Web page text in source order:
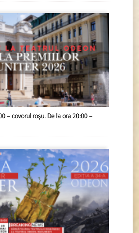
– covorul roșu. De la ora 20:00 –